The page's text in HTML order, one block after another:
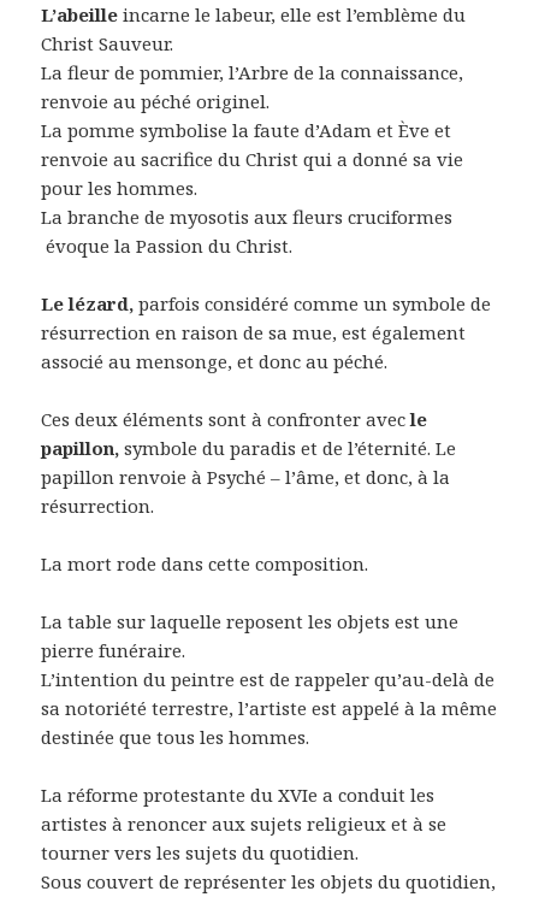
L’abeille incarne le labeur, elle est l’emblème du
Christ Sauveur.
La fleur de pommier, l’Arbre de la connaissance,
renvoie au péché originel.
La pomme symbolise la faute d’Adam et Ève et
renvoie au sacrifice du Christ qui a donné sa vie
pour les hommes.
La branche de myosotis aux fleurs cruciformes
évoque la Passion du Christ.
Le lézard, parfois considéré comme un symbole de
résurrection en raison de sa mue, est également
associé au mensonge, et donc au péché.
Ces deux éléments sont à confronter avecle
papillon, symbole du paradis et de l’éternité. Le
papillon renvoie à Psyché – l’âme, et donc, à la
résurrection.
La mort rode dans cette composition.
La table sur laquelle reposent les objets est une
pierre funéraire.
L’intention du peintre est de rappeler qu’au-delà de
sa notoriété terrestre, l’artiste est appelé à la même
destinée que tous les hommes.
La réforme protestante du XVIe a conduit les
artistes à renoncer aux sujets religieux et à se
tourner vers les sujets du quotidien.
Sous couvert de représenter les objets du quotidien,